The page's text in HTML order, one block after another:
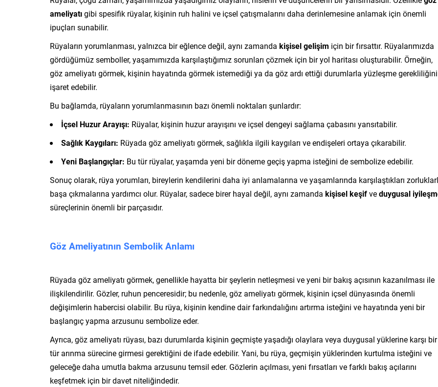
ameliyatıgibi spesifik rüyalar, kişinin ruh halini ve içsel çatışmalarını daha derinlemesine anlamak için önemli
ipuçları sunabilir.
Rüyaların yorumlanması, yalnızca bir eğlence değil, aynı zamanda kişisel gelişim için bir fırsattır. Rüyalarımızda
gördüğümüz semboller, yaşamımızda karşılaştığımız sorunları çözmek için bir yol haritası oluşturabilir. Örneğin,
göz ameliyatı görmek, kişinin hayatında görmek istemediği ya da göz ardı ettiği durumlarla yüzleşme gerekliliğini
işaret edebilir.
Bu bağlamda, rüyaların yorumlanmasının bazı önemli noktaları şunlardır:
İçsel Huzur Arayışı: Rüyalar, kişinin huzur arayışını ve içsel dengeyi sağlama çabasını yansıtabilir.
Sağlık Kaygıları: Rüyada göz ameliyatı görmek, sağlıkla ilgili kaygıları ve endişeleri ortaya çıkarabilir.
Yeni Başlangıçlar: Bu tür rüyalar, yaşamda yeni bir döneme geçiş yapma isteğini de sembolize edebilir.
Sonuç olarak, rüya yorumları, bireylerin kendilerini daha iyi anlamalarına ve yaşamlarında karşılaştıkları
başa çıkmalarına yardımcı olur. Rüyalar, sadece birer hayal değil, aynı zamanda kişisel keşifveduygusal
süreçlerinin önemli bir parçasıdır.
Göz Ameliyatının Sembolik Anlamı
Rüyada göz ameliyatı görmek, genellikle hayatta bir şeylerin netleşmesi ve yeni bir bakış açısının kazanılması ile
ilişkilendirilir. Gözler, ruhun penceresidir; bu nedenle, göz ameliyatı görmek, kişinin içsel dünyasında önemli
değişimlerin habercisi olabilir. Bu rüya, kişinin kendine dair farkındalığını artırma isteğini ve hayatında yeni bir
başlangıç yapma arzusunu sembolize eder.
Ayrıca, göz ameliyatı rüyası, bazı durumlarda kişinin geçmişte yaşadığı olaylara veya duygusal yüklerine karşı bir
tür arınma sürecine girmesi gerektiğini de ifade edebilir. Yani, bu rüya, geçmişin yüklerinden kurtulma isteğini ve
geleceğe daha umutla bakma arzusunu temsil eder. Gözlerin açılması, yeni fırsatları ve farklı bakış açılarını
keşfetmek için bir davet niteliğindedir.